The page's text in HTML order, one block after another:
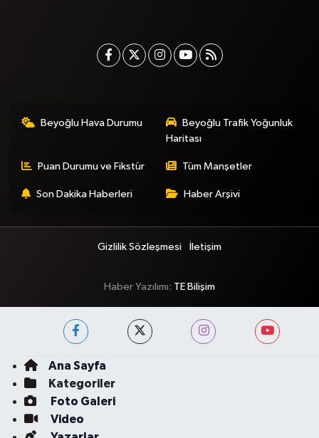
Beyoğlu Hava Durumu
Beyoğlu Trafik Yoğunluk
Haritası
Puan Durumu ve Fikstür Tüm Manşetler
Son Dakika Haberleri Haber Arşivi
Gizlilik Sözleşmesi İletişim
Haber Yazılımı: TE Bilişim
Ana Sayfa
Kategoriler
Foto Galeri
Video